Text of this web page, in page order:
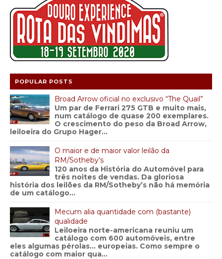
POPULAR POSTS
Broad Arrow oficial no exclusivo “The Quail”
Um par de Ferrari 275 GTB e muito mais,
num catálogo de quase 200 exemplares.
O crescimento do peso da Broad Arrow,
leiloeira do Grupo Hager...
O maior e de maior valor leilão da
RM/Sotheby’s
120 anos da História do Automóvel para
três noites de vendas. Da gloriosa
história dos leilões da RM/Sotheby’s não há memória
de um catálogo...
Mecum alia quantidade com (bastante)
qualidade
Leiloeira norte-americana reuniu um
catálogo com 600 automóveis, entre
eles algumas pérolas… europeias. Como sempre o
catálogo com maior qua...